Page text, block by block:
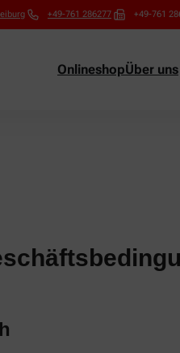
+49-761 286277 +49-761
OnlineshopÜber uns